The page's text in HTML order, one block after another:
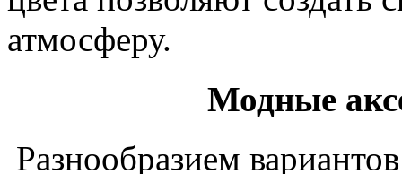
атмосферу.
Модные
Разнообразием